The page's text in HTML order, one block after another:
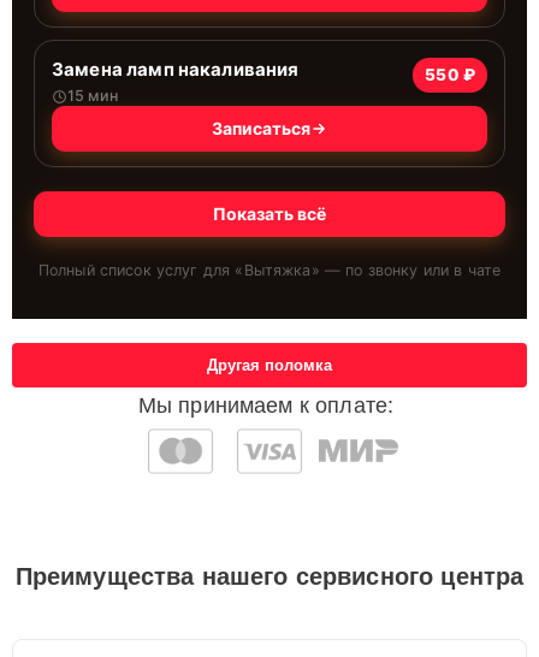
Замена ламп накаливания
15 мин
550 ₽
Записаться
Показать всё
Полный список услуг для « Вытяжка » — по звонку или в чате
Мы принимаем к оплате:
Другая поломка
Преимущества нашего сервисного центра